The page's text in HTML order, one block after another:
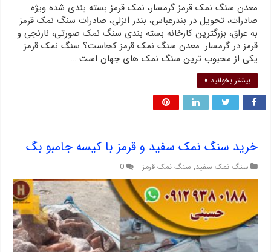
معدن سنگ نمک قرمز گرمسار، نمک قرمز بسته بندی شده ویژه
صادرات، تحویل در بندرعباس، بندر انزلی، صادرات سنگ نمک قرمز
به عراق، بزرگترین کارخانه بسته بندی سنگ نمک صورتی، نارنجی و
قرمز در گرمسار. معدن سنگ نمک قرمز کجاست؟ سنگ نمک قرمز
یکی از محبوب ترین سنگ نمک های جهان است …
بیشتر بخوانید »
خرید سنگ نمک سفید و قرمز با کیسه جامبو بگ
سنگ نمک سفید, سنگ نمک قرمز 0